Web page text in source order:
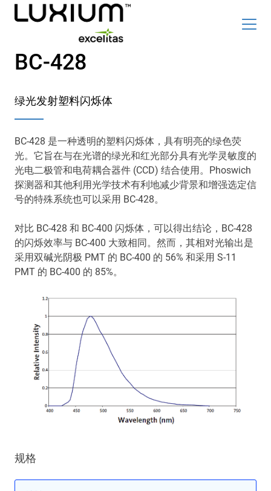
Skip
content
Top
关于我们 联系我们
简体中文
搜索
Main
navigation
辐射探测器
Optics & Photonics
闪烁材料
Applications
Product
Family
BC-428
绿光发射塑料闪烁体
BC-428 是一种透明的塑料闪烁体，具有明亮的绿色荧
光。它旨在与在光谱的绿光和红光部分具有光学灵敏度的
光电二极管和电荷耦合器件 (CCD) 结合使用。Phoswich
探测器和其他利用光学技术有利地减少背景和增强选定信
号的特殊系统也可以采用 BC-428。
对比 BC-428 和 BC-400 闪烁体，可以得出结论，BC-428
的闪烁效率与 BC-400 大致相同。然而，其相对光输出是
采用双碱光阴极 PMT 的 BC-400 的 56% 和采用 S-11
PMT 的 BC-400 的 85%。
规格